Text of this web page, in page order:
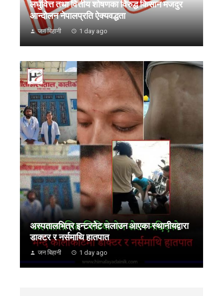
लघुवित्त तथा वित्तीय शोषणका विरुद्ध किसान मजदुर
आन्दोलन नेपालप्रति ऐक्यवद्धता
जन बिहानी 1 day ago
अस्पतालभित्र इन्टरनेट चलाउन आएका स्थानीयद्वारा
डाक्टर र नर्समाथि हातपात
जन बिहानी 1 day ago